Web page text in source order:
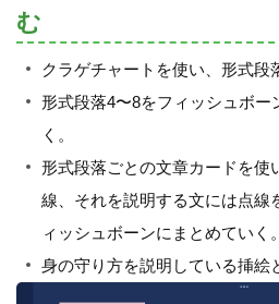
む
クラゲチャートを使い、形式段
形式段落4〜8をフィッシュボー
く。
形式段落ごとの文章カードを使
線、それを説明する文には点線
ィッシュボーンにまとめていく。
身の守り方を説明している挿絵